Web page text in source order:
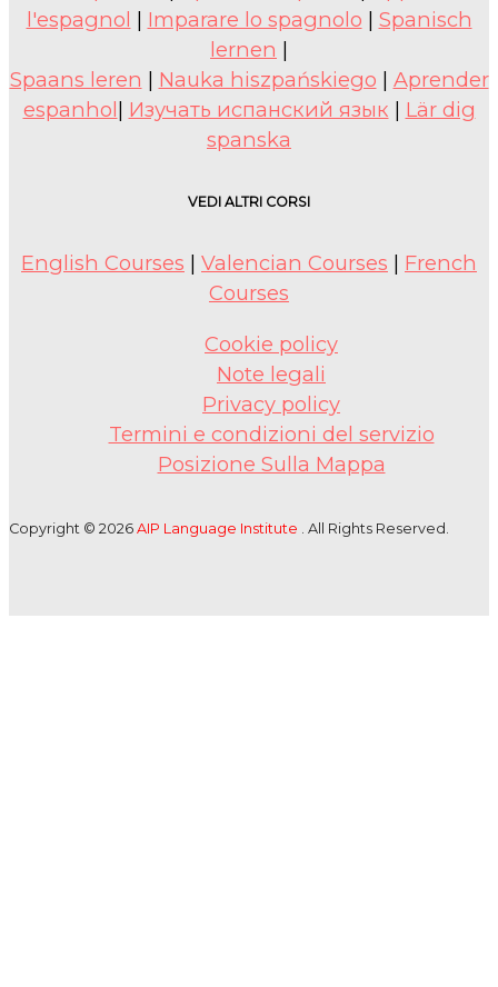
l'espagnol | Imparare lo spagnolo | Spanisch
lernen |
Spaans leren | Nauka hiszpańskiego | Aprender
espanhol| Изучать испанский язык | Lär dig
spanska
VEDI ALTRI CORSI
English Courses | Valencian Courses | French
Courses
Cookie policy
Note legali
Privacy policy
Termini e condizioni del servizio
Posizione Sulla Mappa
Copyright © 2026 AIP Language Institute . All Rights Reserved.